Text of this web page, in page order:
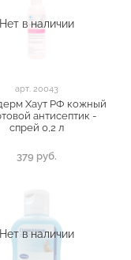
Нет в наличии
арт. 20043
Хаут РФ кожный
антисептик -
спрей 0,2 л
379 руб.
Нет в наличии